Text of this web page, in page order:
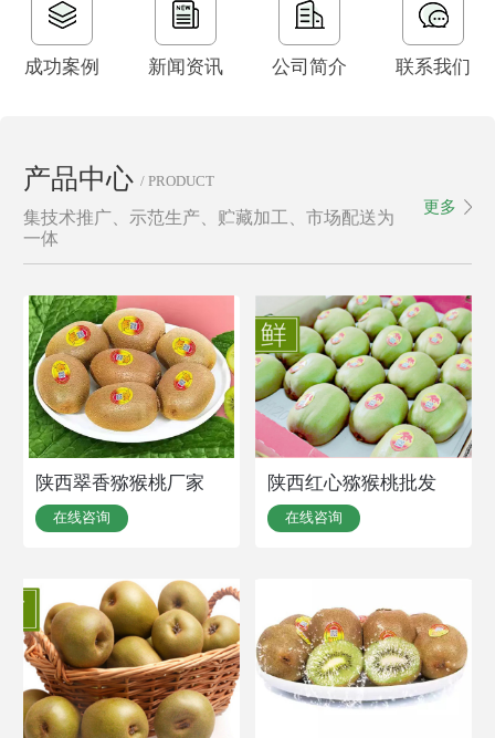
成功案例 新闻资讯 公司简介 联系我们
产品中心 / PRODUCT
集技术推广、示范生产、贮藏加工、市场配送为
一体
更多
陕西翠香猕猴桃厂家
在线咨询
陕西红心猕猴桃批发
在线咨询